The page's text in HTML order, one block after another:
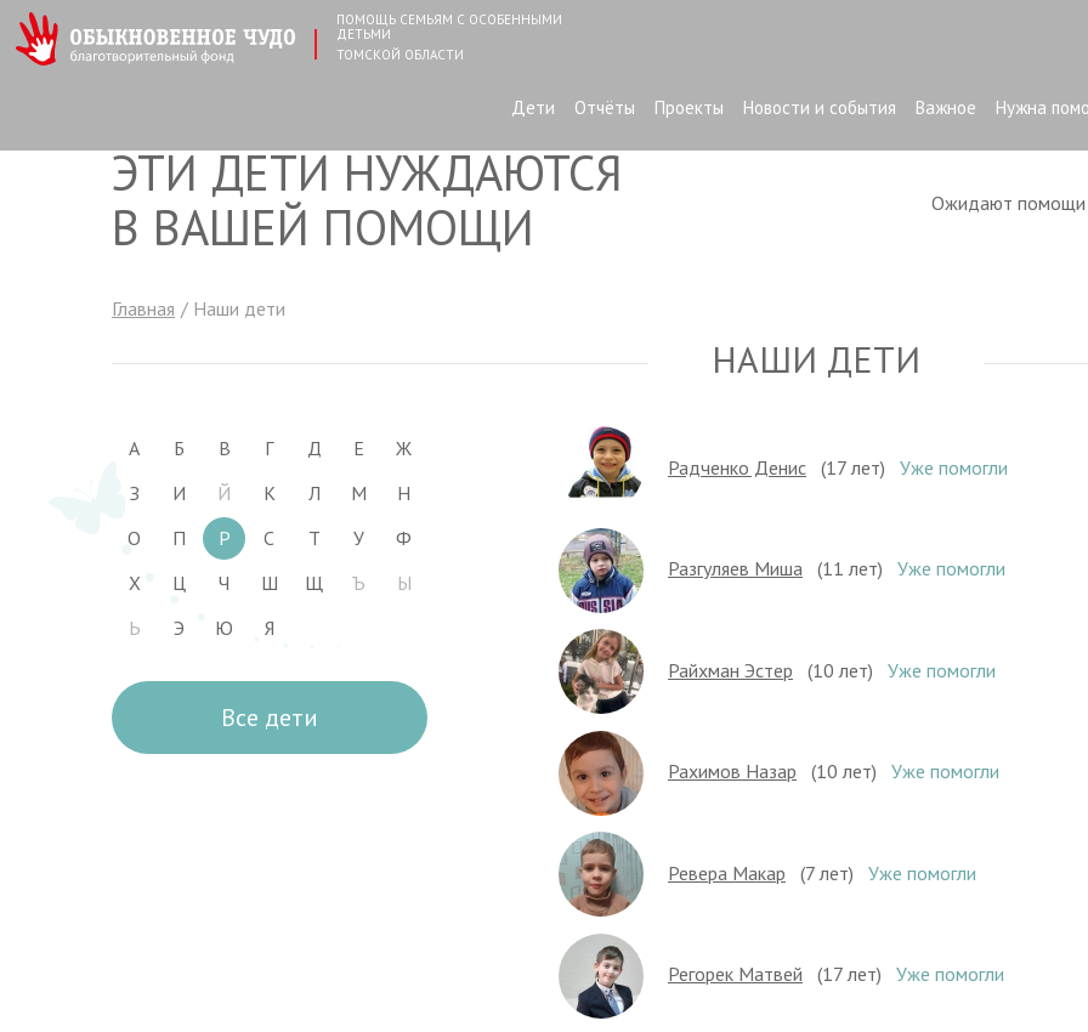
ПОМОЩЬ СЕМЬЯМ С ОСОБЕННЫМИ
ДЕТЬМИ
ТОМСКОЙ ОБЛАСТИ
Дети Отчёты Проекты Новости и события Важное Нужна
ЭТИ ДЕТИ НУЖДАЮТСЯ
В ВАШЕЙ ПОМОЩИ
Ожидают
Главная Наши дети
НАШИ ДЕТИ
А Б В Г Д Е
Ж
З
И Й К Л М
Н
О
П Р С Т У
Ф
Х
Ц Ч Ш Щ Ъ
Ы
Ь
Э Ю Я
Все дети
Радченко Денис (17 лет) Уже помогли
Разгуляев Миша (11 лет) Уже помогли
Райхман Эстер (10 лет) Уже помогли
Рахимов Назар (10 лет) Уже помогли
Ревера Макар (7 лет) Уже помогли
Регорек Матвей (17 лет) Уже помогли